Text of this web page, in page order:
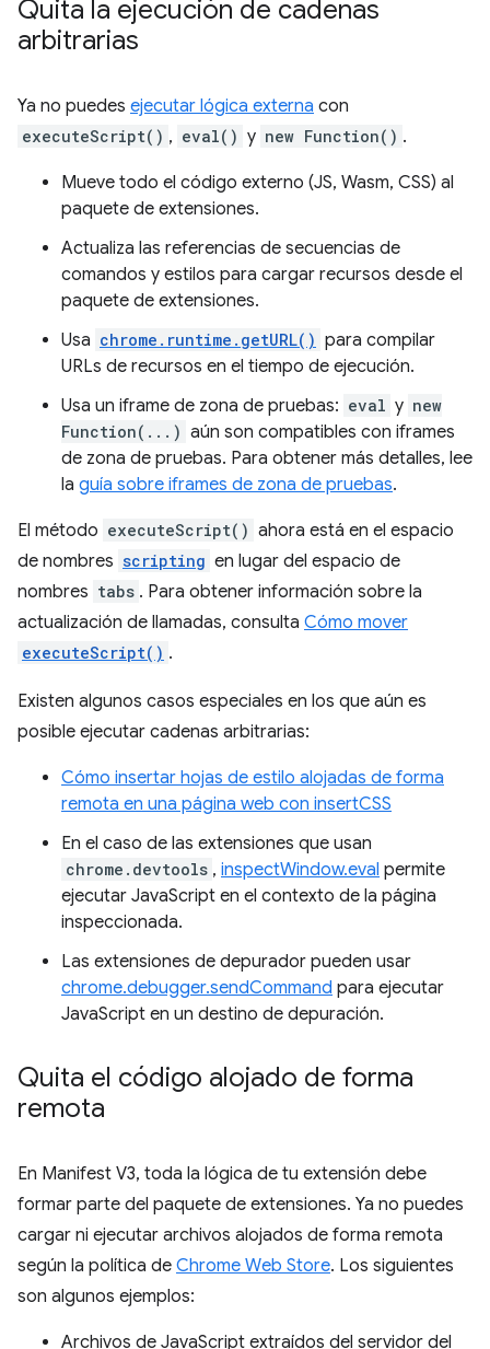
Quita la ejecución de cadenas
arbitrarias
Ya no puedes ejecutar lógica externa con
executeScript() , eval() y new Function() .
Mueve todo el código externo (JS, Wasm, CSS) al
paquete de extensiones.
Actualiza las referencias de secuencias de
comandos y estilos para cargar recursos desde el
paquete de extensiones.
Usa chrome.runtime.getURL() para compilar
URLs de recursos en el tiempo de ejecución.
Usa un iframe de zona de pruebas: eval y new
Function(...) aún son compatibles con iframes
de zona de pruebas. Para obtener más detalles, lee
la guía sobre iframes de zona de pruebas.
El método executeScript() ahora está en el espacio
de nombres scripting en lugar del espacio de
nombres tabs . Para obtener información sobre la
actualización de llamadas, consulta Cómo mover
executeScript() .
Existen algunos casos especiales en los que aún es
posible ejecutar cadenas arbitrarias:
Cómo insertar hojas de estilo alojadas de forma
remota en una página web con insertCSS
En el caso de las extensiones que usan
chrome.devtools , inspectWindow.eval permite
ejecutar JavaScript en el contexto de la página
inspeccionada.
Las extensiones de depurador pueden usar
chrome.debugger.sendCommand para ejecutar
JavaScript en un destino de depuración.
Quita el código alojado de forma
remota
En Manifest V3, toda la lógica de tu extensión debe
formar parte del paquete de extensiones. Ya no puedes
cargar ni ejecutar archivos alojados de forma remota
según la política de Chrome Web Store. Los siguientes
son algunos ejemplos:
Archivos de JavaScript extraídos del servidor del